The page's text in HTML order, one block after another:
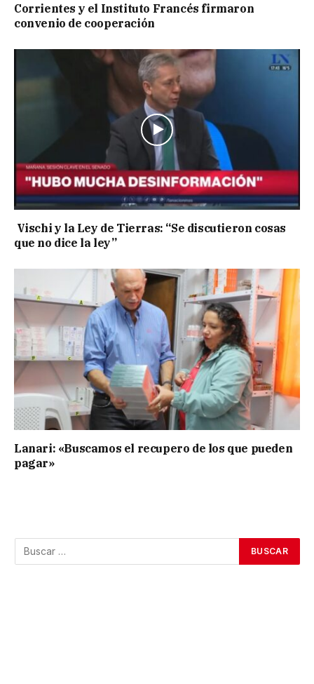
Corrientes y el Instituto Francés firmaron
convenio de cooperación
Vischi y la Ley de Tierras: “Se discutieron cosas
que no dice la ley”
Lanari: «Buscamos el recupero de los que pueden
pagar»